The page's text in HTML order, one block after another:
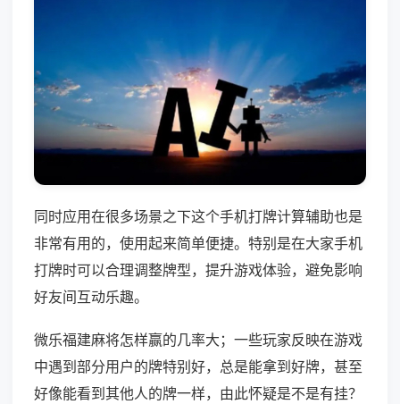
同时应用在很多场景之下这个手机打牌计算辅助也是
非常有用的，使用起来简单便捷。特别是在大家手机
打牌时可以合理调整牌型，提升游戏体验，避免影响
好友间互动乐趣。
微乐福建麻将怎样赢的几率大；一些玩家反映在游戏
中遇到部分用户的牌特别好，总是能拿到好牌，甚至
好像能看到其他人的牌一样，由此怀疑是不是有挂？